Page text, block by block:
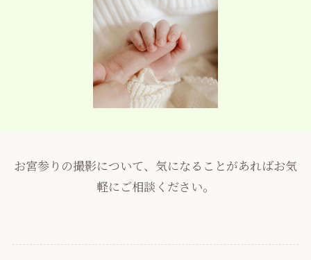
お宮参りの撮影について、気になることがあればお気
軽にご相談ください。